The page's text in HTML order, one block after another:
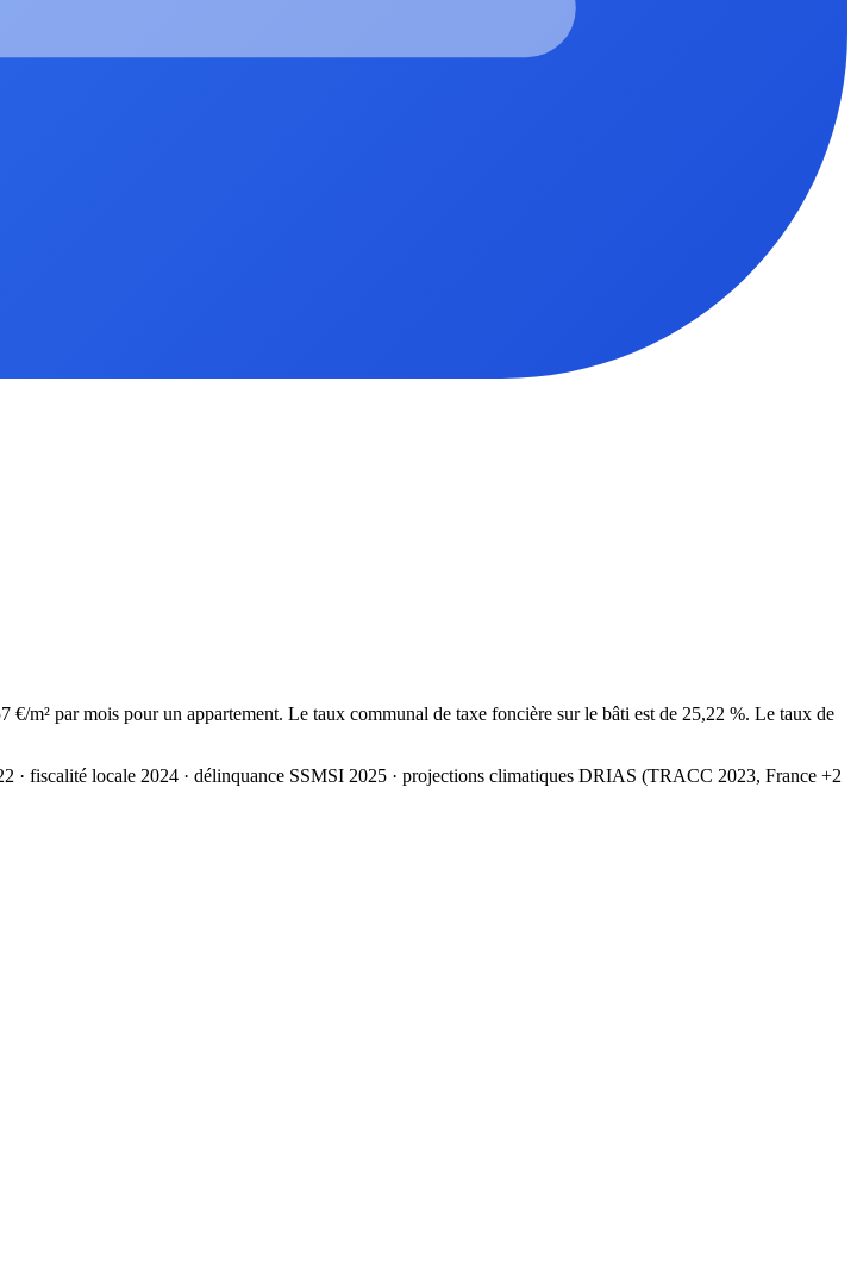
m² par mois pour un appartement. Le taux communal de taxe foncière sur le bâti est de 25,22 %. Le taux de
· fiscalité locale 2024 · délinquance SSMSI 2025 · projections climatiques DRIAS (TRACC 2023, France +2